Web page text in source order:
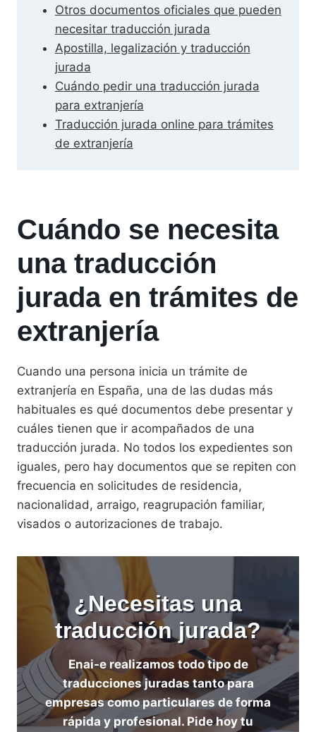
Otros documentos oficiales que pueden
necesitar traducción jurada
Apostilla, legalización y traducción
jurada
Cuándo pedir una traducción jurada
para extranjería
Traducción jurada online para trámites
de extranjería
Cuándo se necesita
una traducción
jurada en trámites de
extranjería
Cuando una persona inicia un trámite de
extranjería en España, una de las dudas más
habituales es qué documentos debe presentar y
cuáles tienen que ir acompañados de una
traducción jurada. No todos los expedientes son
iguales, pero hay documentos que se repiten con
frecuencia en solicitudes de residencia,
nacionalidad, arraigo, reagrupación familiar,
visados o autorizaciones de trabajo.
¿Necesitas una
traducción jurada?
Enai-e realizamos todo tipo de
traducciones juradas tanto para
empresas como particulares de forma
rápida y profesional. Pide hoy tu